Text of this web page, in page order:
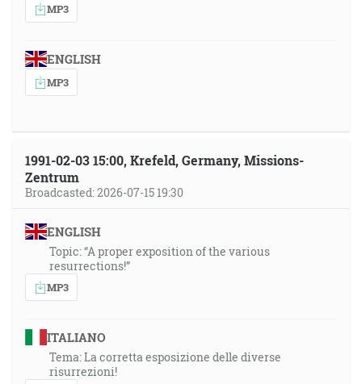
MP3
ENGLISH
MP3
1991-02-03 15:00, Krefeld, Germany, Missions-
Zentrum
Broadcasted: 2026-07-15 19:30
ENGLISH
Topic: “A proper exposition of the various
resurrections!”
MP3
ITALIANO
Tema: La corretta esposizione delle diverse
risurrezioni!